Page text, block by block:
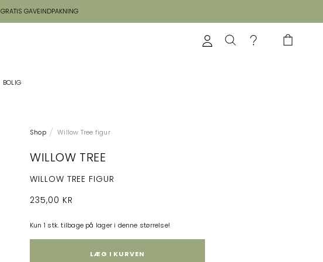
GRATIS GAVEINDPAKNING
BOLIG
Shop Willow Tree figur
WILLOW TREE
WILLOW TREE FIGUR
235,00 KR
Kun 1 stk. tilbage på lager i denne størrelse!
LÆG I KURVEN